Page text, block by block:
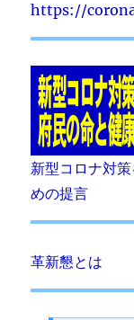
https://
新型コロナ対
めの提言
革新懇とは